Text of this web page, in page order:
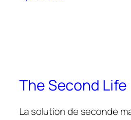
The Second Life
La solution de seconde